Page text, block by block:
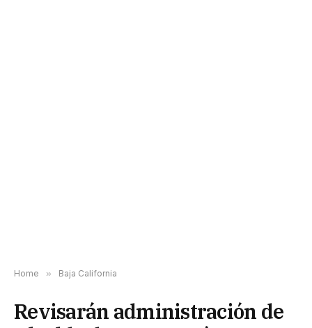
Home » Baja California
Revisarán administración de